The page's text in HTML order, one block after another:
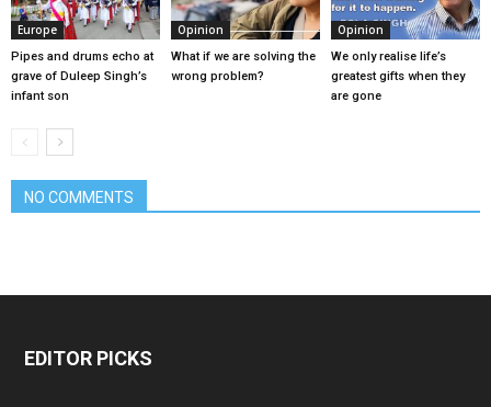
Europe
Pipes and drums echo at
grave of Duleep Singh’s
infant son
Opinion
What if we are solving the
wrong problem?
Opinion
We only realise life’s
greatest gifts when they
are gone
NO COMMENTS
EDITOR PICKS